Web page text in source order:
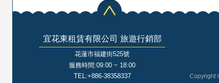
宜花東租賃有限公司 旅遊行銷部
花蓮市福建街525號
服務時間:09:00 ~ 18:00
TEL:+886-38358337
Copyright